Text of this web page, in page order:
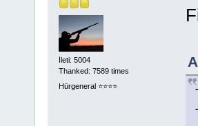
İleti: 5004
Thanked: 7589 times
Hürgeneral ⭐️⭐️⭐️⭐️